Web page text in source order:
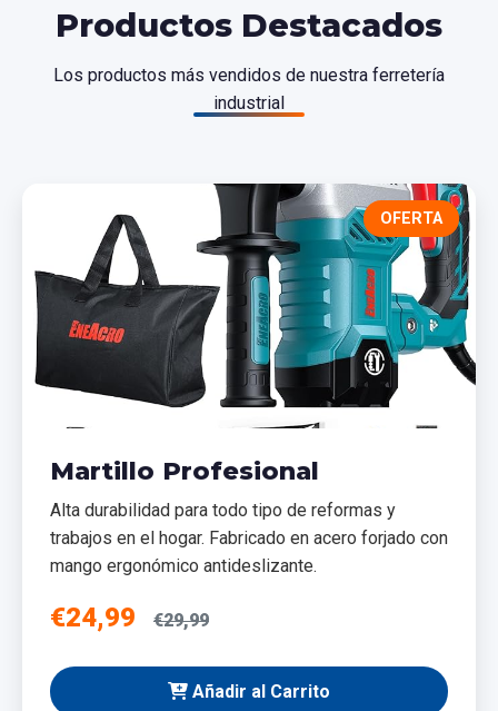
Productos Destacados
Los productos más vendidos de nuestra ferretería
industrial
OFERTA
Martillo Profesional
Alta durabilidad para todo tipo de reformas y
trabajos en el hogar. Fabricado en acero forjado con
mango ergonómico antideslizante.
€24,99 €29,99
Añadir al Carrito